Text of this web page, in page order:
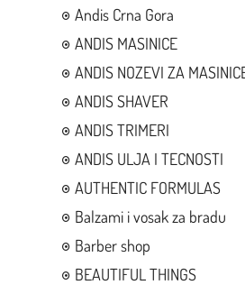
Andis Crna Gora
ANDIS MASINICE
ANDIS NOZEVI ZA
ANDIS SHAVER
ANDIS TRIMERI
ANDIS ULJA I TECNOSTI
AUTHENTIC FORMULAS
Balzami i vosak za bradu
Barber shop
BEAUTIFUL THINGS